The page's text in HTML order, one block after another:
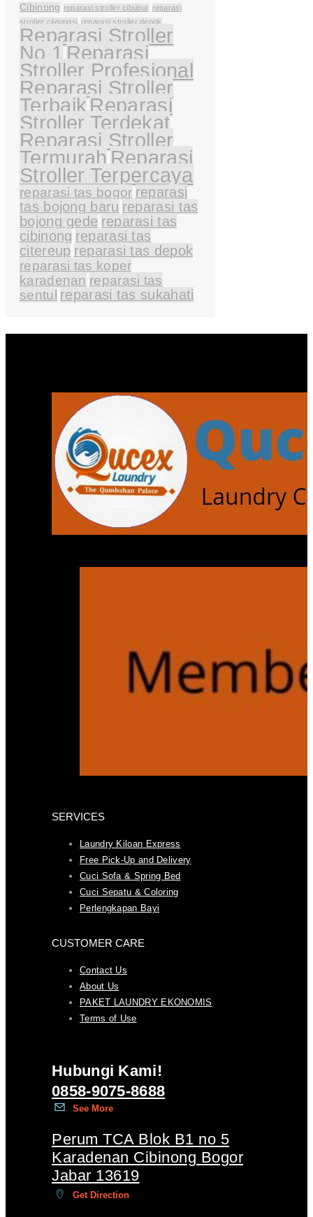
Cibinong reparasi stroller cibubur reparasi
stroller cileungsi reparasi stroller depok
Reparasi Stroller
No 1Reparasi
Stroller Profesional
Reparasi Stroller
TerbaikReparasi
Stroller Terdekat
Reparasi Stroller
TermurahReparasi
Stroller Terpercaya
reparasi tas bogor reparasi
tas bojong baru reparasi tas
bojong gede reparasi tas
cibinong reparasi tas
citereup reparasi tas depok
reparasi tas koper
karadenan reparasi tas
sentul reparasi tas sukahati
SERVICES
Laundry Kiloan Express
Free Pick-Up and Delivery
Cuci Sofa & Spring Bed
Cuci Sepatu & Coloring
Perlengkapan Bayi
CUSTOMER CARE
Contact Us
About Us
PAKET LAUNDRY EKONOMIS
Terms of Use
Hubungi Kami!
0858-9075-8688
See More
Perum TCA Blok B1 no 5
Karadenan Cibinong Bogor
Jabar 13619
Get Direction